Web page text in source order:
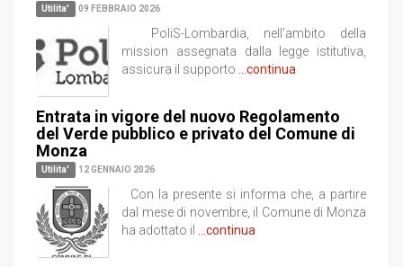
Utilita' 09 FEBBRAIO 2026
PoliS-Lombardia, nell’ambito della
mission assegnata dalla legge istitutiva,
assicura il supporto
...continua
Entrata in vigore del nuovo Regolamento
del Verde pubblico e privato del Comune di
Monza
Utilita' 12 GENNAIO 2026
Con la presente si informa che, a partire
dal mese di novembre, il Comune di Monza
ha adottato il
...continua